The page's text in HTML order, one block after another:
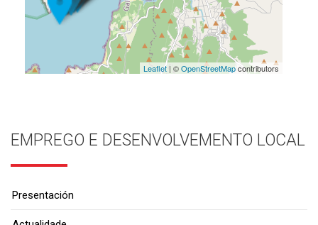
Leaflet| ©OpenStreetMapcontributors
EMPREGO E DESENVOLVEMENTO LOCAL
Presentación